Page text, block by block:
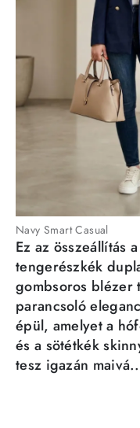
Navy Smart Casual
Ez az összeállítás a
tengerészkék
gombsoros blézer
parancsoló
épül, amelyet a
és a sötétkék
tesz igazán